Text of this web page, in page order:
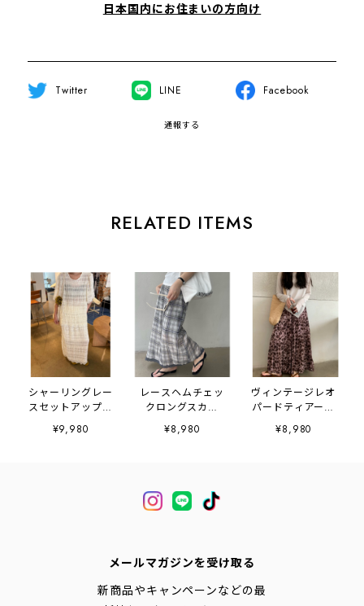
日本国内にお住まいの方向け
Twitter LINE Facebook
通報する
RELATED ITEMS
シャーリングレー
スセットアップ
2litr03533
¥9,980
レースヘムチェッ
クロングスカー
ト 2litr05393
¥8,980
ヴィンテージレオ
パードティアード
スカート
2litr03027
¥8,980
メールマガジンを受け取る
新商品やキャンペーンなどの最